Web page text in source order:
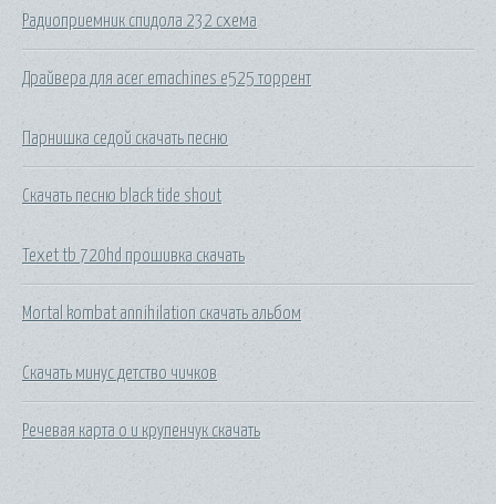
Радиоприемник спидола 232 схема
Драйвера для acer emachines e525 торрент
Парнишка седой скачать песню
Скачать песню black tide shout
Texet tb 720hd прошивка скачать
Mortal kombat annihilation скачать альбом
Скачать минус детство чичков
Речевая карта о и крупенчук скачать